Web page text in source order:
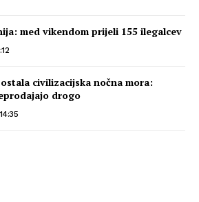
med vikendom prijeli 155 ilegalcev
civilizacijska nočna mora:
drogo